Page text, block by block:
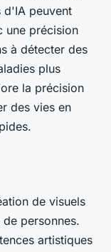
d'IA peuvent
une précision
à détecter des
plus
la précision
des vies en
de visuels
personnes.
artistiques